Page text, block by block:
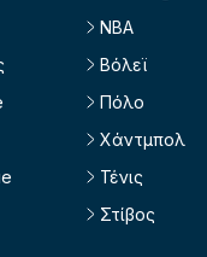
NBA
Βόλεϊ
Πόλο
Χάντμπολ
Τένις
Στίβος